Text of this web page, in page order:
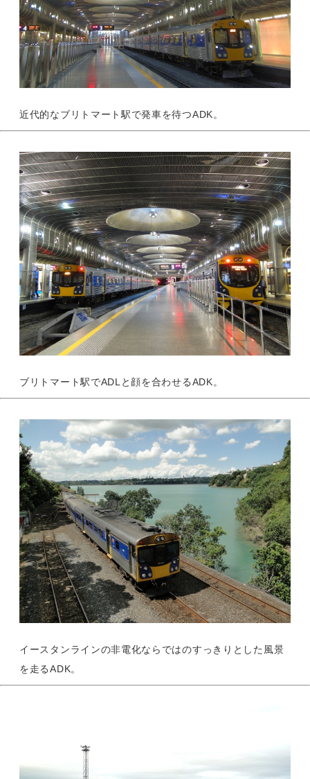
近代的なブリトマート駅で発車を待つADK。
ブリトマート駅でADLと顔を合わせるADK。
イースタンラインの非電化ならではのすっきりとした風景
を走るADK。